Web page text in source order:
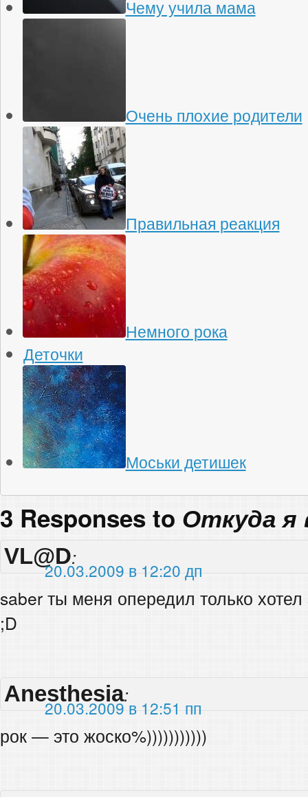
Чему учила мама
Очень плохие родители
Правильная реакция
Немного рока
Деточки
Моськи детишек
3 Responses to Откуда я
VL@D:
20.03.2009 в 12:20 дп
saber ты меня опередил только
;D
Anesthesia:
20.03.2009 в 12:51 пп
рок — это жоско%)))))))))))